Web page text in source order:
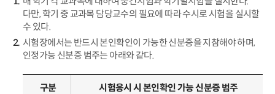
다만, 학기 중 교과목 담당교수의 필요에 따라 수시로 시험을 실시할
수 있다.
시험장에서는 반드시 본인확인이 가능한 신분증을 지참해야 하며,
인정가능 신분증 범주는 아래와 같다.
구분 시험응시 시 본인확인 가능 신분증 범주